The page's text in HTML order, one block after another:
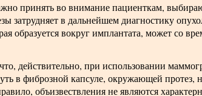
принять во внимание пациенткам,
затрудняет в дальнейшем диагностику
образуется вокруг имплантата, может со
действительно, при использовании
в фиброзной капсуле, окружающей протез,
объизвествления не являются